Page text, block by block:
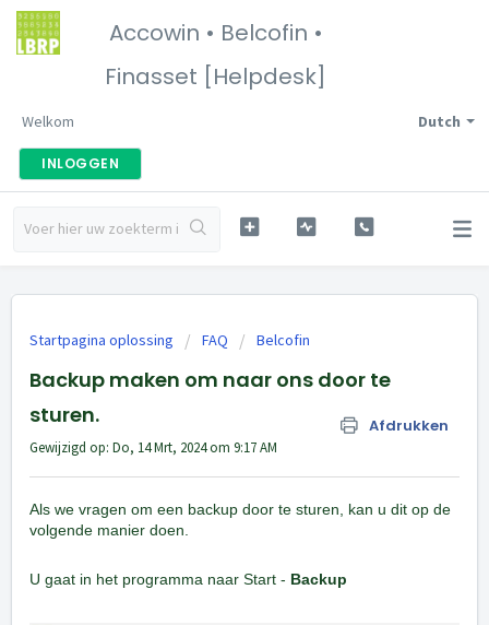
Accowin • Belcofin •
Finasset [Helpdesk]
Dutch
Welkom
INLOGGEN
Startpagina oplossing FAQ Belcofin
Backup maken om naar ons door te
sturen.
Afdrukken
Gewijzigd op: Do, 14 Mrt, 2024 om 9:17 AM
Als we vragen om een backup door te sturen, kan u dit op de
volgende manier doen.
U gaat in het programma naar Start - Backup